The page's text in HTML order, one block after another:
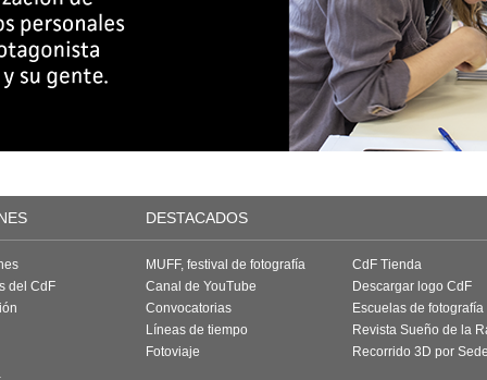
DESTACADOS
del CdF
MUFF, festival de fotografía
Canal de YouTube
Convocatorias
Líneas de tiempo
Fotoviaje
CdF Tienda
Descargar logo CdF
Escuelas de fotografía
Revista Sueño de la
Recorrido 3D por